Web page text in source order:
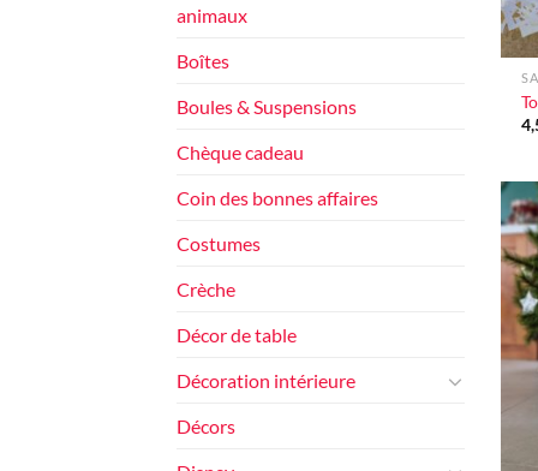
animaux
Boîtes
Boules & Suspensions
Chèque cadeau
Coin des bonnes affaires
Costumes
Crèche
Décor de table
Décoration intérieure
Décors
+